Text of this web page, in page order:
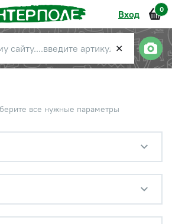
Вход 0
✕
все нужные параметры